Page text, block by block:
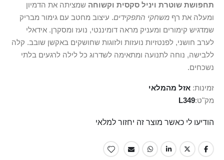
תחפושת שוטרת ויניל סקסית וקשוחה שמציתה את הדמיון
ומעלה את רף משחקי התפקידים. עיצוב מחטב עם גימור מבריק
שמדגיש קימורים ומעניק מראה דומיננטי, נועז ומסקרן. אידאלי
לערב חושני, לפנטזיות נועזות ולזוגות שחושקים באקשן שובב. קלה
ללבישה, נוחה לתנועה ומתאימה לשדרוג כל לילה לרגעים בלתי
נשכחים.
זמינות: אזל מהמלאי
מק"ט L349
הודיעו לי כאשר מוצר זה יחזור למלאי